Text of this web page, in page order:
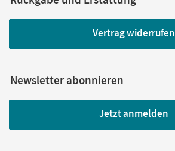
Vertrag widerrufen
Newsletter abonnieren
Jetzt anmelden